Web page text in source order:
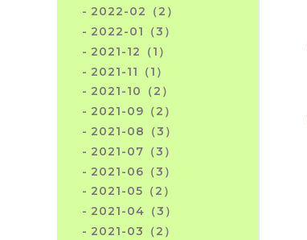
2022-02（2）
2022-01（3）
2021-12（1）
2021-11（1）
2021-10（2）
2021-09（2）
2021-08（3）
2021-07（3）
2021-06（3）
2021-05（2）
2021-04（3）
2021-03（2）